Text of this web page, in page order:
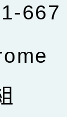
667